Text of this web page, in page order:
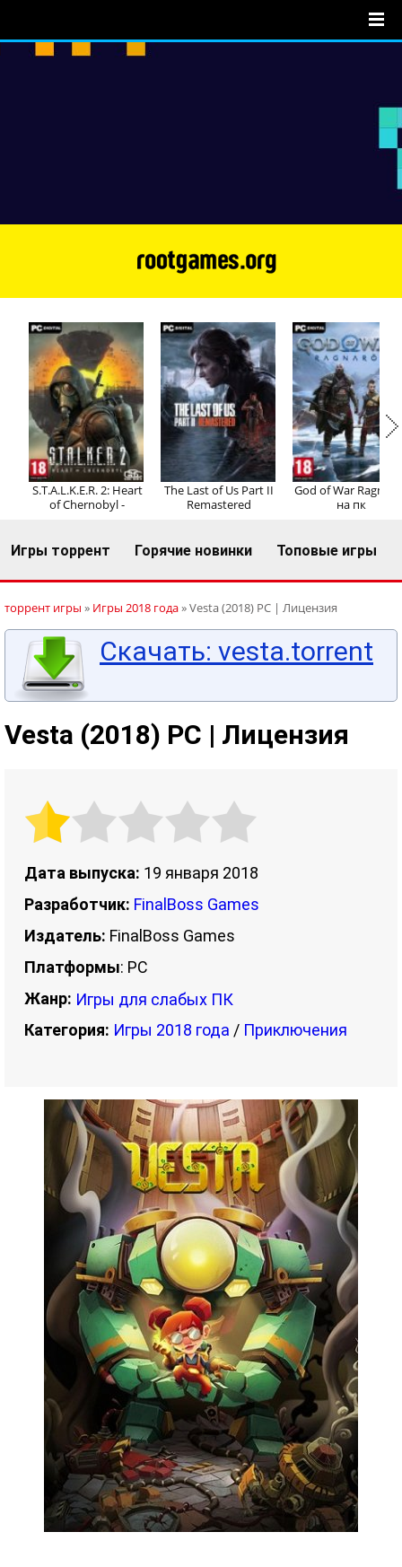
Регистрация Вход
S.T.A.L.K.E.R. 2: Heart
of Chernobyl -
The Last of Us Part II
Remastered
God of War
на пк
Игры торрент Горячие новинки Топовые игры
торрент игры » Игры 2018 года» Vesta (2018) PC | Лицензия
Скачать: vesta.torrent
Vesta (2018) PC | Лицензия
Дата выпуска: 19 января 2018
Разработчик: FinalBoss Games
Издатель: FinalBoss Games
Платформы: PC
Жанр: Игры для слабых ПК
Категория: Игры 2018 года / Приключения